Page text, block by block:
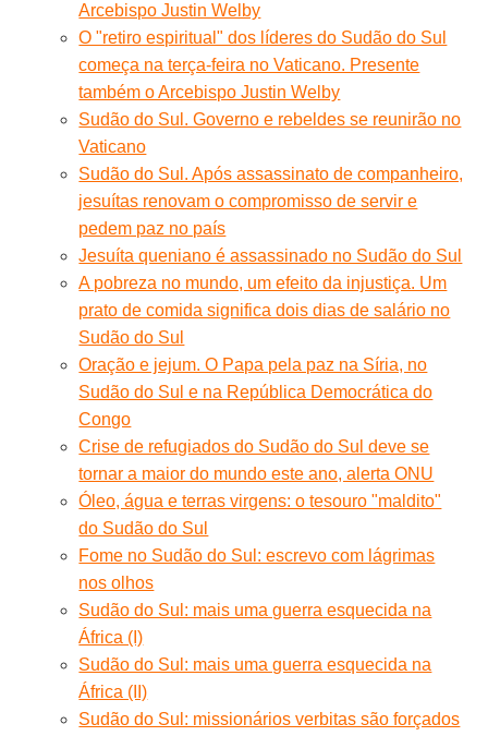
Arcebispo Justin Welby
O "retiro espiritual" dos líderes do Sudão do Sul
começa na terça-feira no Vaticano. Presente
também o Arcebispo Justin Welby
Sudão do Sul. Governo e rebeldes se reunirão no
Vaticano
Sudão do Sul. Após assassinato de companheiro,
jesuítas renovam o compromisso de servir e
pedem paz no país
Jesuíta queniano é assassinado no Sudão do Sul
A pobreza no mundo, um efeito da injustiça. Um
prato de comida significa dois dias de salário no
Sudão do Sul
Oração e jejum. O Papa pela paz na Síria, no
Sudão do Sul e na República Democrática do
Congo
Crise de refugiados do Sudão do Sul deve se
tornar a maior do mundo este ano, alerta ONU
Óleo, água e terras virgens: o tesouro "maldito"
do Sudão do Sul
Fome no Sudão do Sul: escrevo com lágrimas
nos olhos
Sudão do Sul: mais uma guerra esquecida na
África (I)
Sudão do Sul: mais uma guerra esquecida na
África (II)
Sudão do Sul: missionários verbitas são forçados